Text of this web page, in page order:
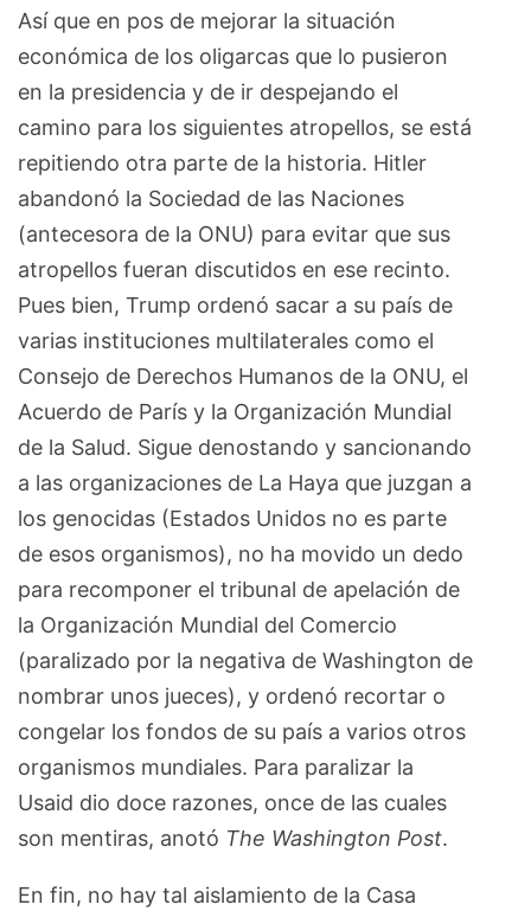
Así que en pos de mejorar la situación
económica de los oligarcas que lo pusieron
en la presidencia y de ir despejando el
camino para los siguientes atropellos, se está
repitiendo otra parte de la historia. Hitler
abandonó la Sociedad de las Naciones
(antecesora de la ONU) para evitar que sus
atropellos fueran discutidos en ese recinto.
Pues bien, Trump ordenó sacar a su país de
varias instituciones multilaterales como el
Consejo de Derechos Humanos de la ONU, el
Acuerdo de París y la Organización Mundial
de la Salud. Sigue denostando y sancionando
a las organizaciones de La Haya que juzgan a
los genocidas (Estados Unidos no es parte
de esos organismos), no ha movido un dedo
para recomponer el tribunal de apelación de
la Organización Mundial del Comercio
(paralizado por la negativa de Washington de
nombrar unos jueces), y ordenó recortar o
congelar los fondos de su país a varios otros
organismos mundiales. Para paralizar la
Usaid dio doce razones, once de las cuales
son mentiras, anotó The Washington Post.
En fin, no hay tal aislamiento de la Casa